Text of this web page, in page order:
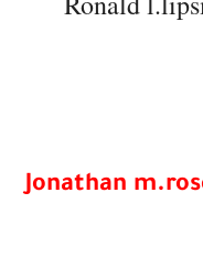
Jonathan